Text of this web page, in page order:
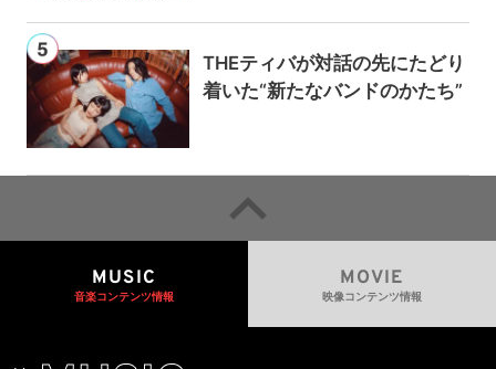
THEティバが対話の先にたどり
着いた“新たなバンドのかたち”
MUSIC
音楽コンテンツ情報
MOVIE
映像コンテンツ情報